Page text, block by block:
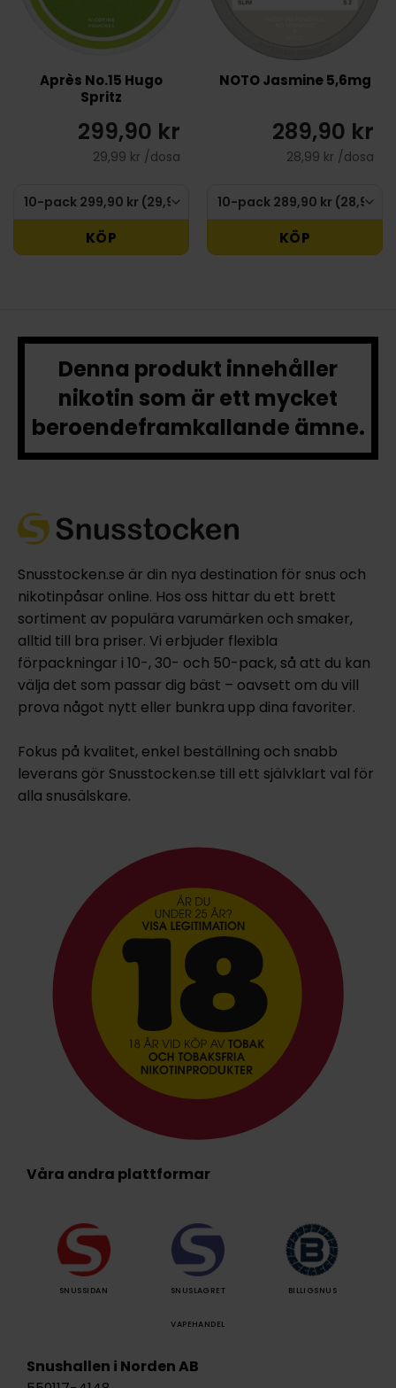
Après No.15 Hugo
Spritz
299,90 kr
29,99 kr /dosa
KÖP
NOTO Jasmine 5,6mg
289,90 kr
28,99 kr /dosa
KÖP
Denna produkt innehåller
nikotin som är ett mycket
beroendeframkallande ämne.
Snusstocken.se är din nya destination för snus och
nikotinpåsar online. Hos oss hittar du ett brett
sortiment av populära varumärken och smaker,
alltid till bra priser. Vi erbjuder flexibla
förpackningar i 10-, 30- och 50-pack, så att du kan
välja det som passar dig bäst – oavsett om du vill
prova något nytt eller bunkra upp dina favoriter.
Fokus på kvalitet, enkel beställning och snabb
leverans gör Snusstocken.se till ett självklart val för
alla snusälskare.
Våra andra plattformar
SNUSSIDAN SNUSLAGRET BILLIGSNUS
VAPEHANDEL
Snushallen i Norden AB